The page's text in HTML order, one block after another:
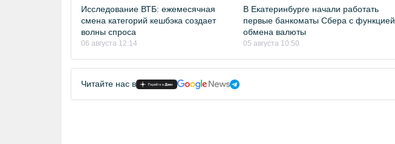
Исследование ВТБ: ежемесячная
смена категорий кешбэка создает
волны спроса
06 августа 12:14
В Екатеринбурге начали работать
первые банкоматы Сбера с функцией
обмена валюты
05 августа 10:50
Читайте нас в